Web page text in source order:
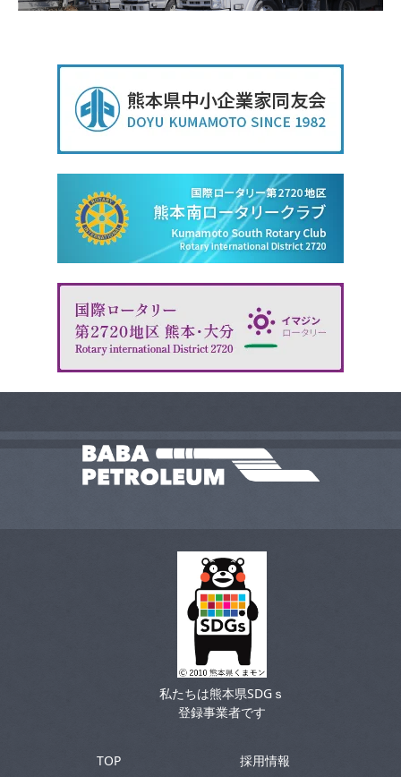
私たちは熊本県SDGｓ
登録事業者です
TOP
採用情報